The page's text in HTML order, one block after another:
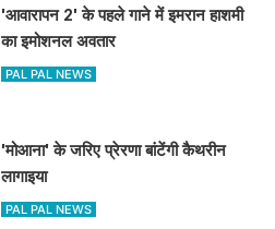
'आवारापन 2' के पहले गाने में इमरान हाशमी
का इमोशनल अवतार
PAL PAL NEWS
'मोआना' के जरिए प्रेरणा बांटेंगी कैथरीन
लागाइया
PAL PAL NEWS